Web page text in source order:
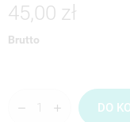
45,00 zł
Brutto
DO